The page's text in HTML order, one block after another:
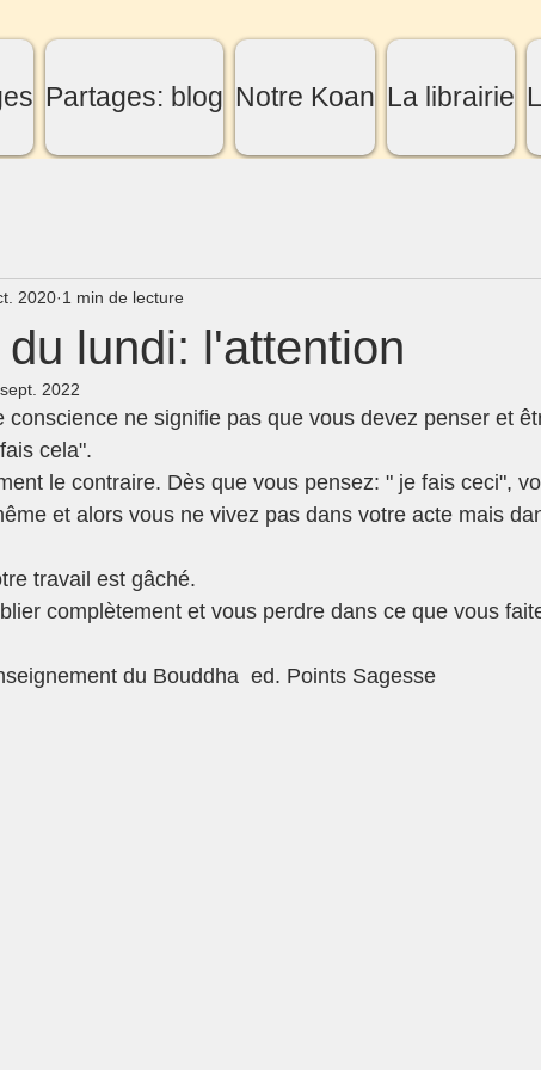
Partages: blog Notre Koan La librairie
lundi: l'attention
2020 1 min de lecture
2022
conscience ne signifie pas que vous devez penser et
cela".
et alors vous ne vivez pas dans votre acte mais
travail est gâché.
complètement et vous perdre dans ce que vous
du Bouddha  ed. Points Sagesse